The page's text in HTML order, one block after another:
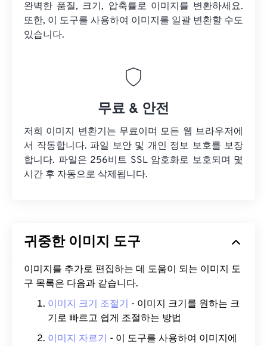
완벽한 품질, 크기, 압축률로 이미지를 변환하세요.
또한, 이 도구를 사용하여 이미지를 일괄 변환할 수도
있습니다.
무료 & 안전
저희 이미지 변환기는 무료이며 모든 웹 브라우저에
서 작동합니다. 파일 보안 및 개인 정보 보호를 보장
합니다. 파일은 256비트 SSL 암호화로 보호되며 몇
시간 후 자동으로 삭제됩니다.
귀중한 이미지 도구
이미지를 추가로 편집하는 데 도움이 되는 이미지 도
구 목록은 다음과 같습니다.
이미지 크기 조절기 - 이미지 크기를 원하는 크
기로 빠르고 쉽게 조절하는 방법
이미지 자르기 - 이 도구를 사용하여 이미지에